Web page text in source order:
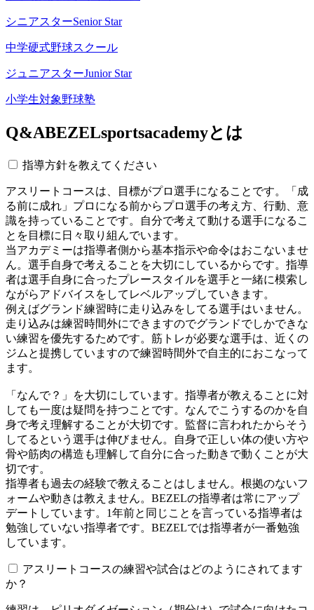
シニアスターSenior Star
中学硬式野球スクール
ジュニアスターJunior Star
小学生対象野球塾
Q&ABEZELsportsacademyとは
指導方針を教えてください
アスリートコースは、目標がプロ選手になることです。「成
る前に成れ」プロになる前からプロ選手の考え方、行動、意
識を持っていることです。自分で考えて動ける選手になるこ
とを目標に日々取り組んでいます。
当アカデミーは指導者側から基本指示や命令はおこないませ
ん。選手自身で考えることを大切にしているからです。指導
者は選手自身に合ったプレースタイルを選手と一緒に模索し
ながらアドバイスをしてレベルアップしていきます。
例えばグランド練習時に走り込みをしてる選手はいません。
走り込みは練習時間外にできますのでグランドでしかできな
い練習を優先するためです。筋トレが必要な選手は、近くの
ジムと提携していますので練習時間外で自主的におこなって
ます。
「なんで？」を大切にしています。指導者が教えることに対
しても一度は疑問を持つことです。なんでこうするのかを自
身で考え理解することが大切です。監督に言われたからそう
してるという選手は伸びません。自身で正しい体の使い方や
骨や筋肉の構造も理解して自分に合った動きで動くことが大
切です。
指導者も過去の経験で教えることはしません。根拠のないフ
ォームや動きは教えません。BEZELの指導者は常にアップ
デートしています。1年前と同じことを言っている指導者は
勉強していない指導者です。BEZELでは指導者が一番勉強
しています。
アスリートコースの練習や試合はどのようにされてます
か？